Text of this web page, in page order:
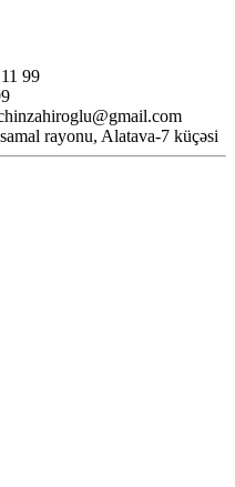
99
rayonu, Alatava-7 küçəsi